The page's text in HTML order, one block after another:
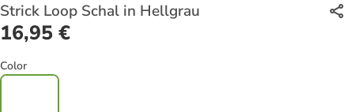
Strick Loop Schal in Hellgrau
16,95 €
Color